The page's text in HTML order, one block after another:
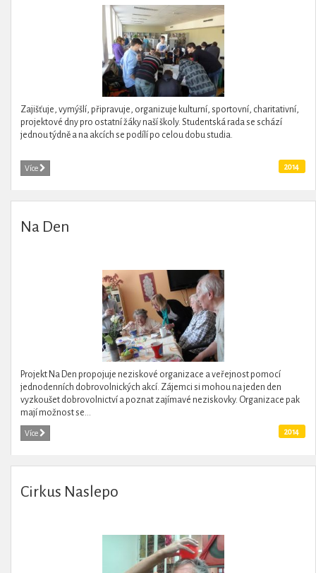
Zajišťuje, vymýšlí, připravuje, organizuje kulturní, sportovní, charitativní,
projektové dny pro ostatní žáky naší školy. Studentská rada se schází
jednou týdně a na akcích se podílí po celou dobu studia.
Více 2014
Na Den
Projekt Na Den propojuje neziskové organizace a veřejnost pomocí
jednodenních dobrovolnických akcí. Zájemci si mohou na jeden den
vyzkoušet dobrovolnictví a poznat zajímavé neziskovky. Organizace pak
mají možnost se...
Více 2014
Cirkus Naslepo